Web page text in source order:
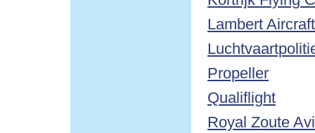
Lambert
Propeller
Qualiflight
Royal Zoute